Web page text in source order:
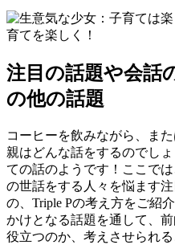
注目の話題や会話
の他の話題
コーヒーを飲みながら、ま
親はどんな話をするのでし
ての話のようです！ここで
の世話をする人々を悩ます
の、Triple Pの考え方をご紹
かけとなる話題を通して、
役立つのか、考えさせられる